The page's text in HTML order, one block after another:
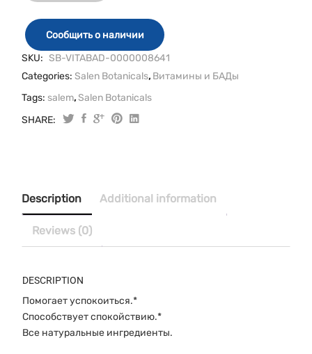
Сообщить о наличии
SKU: SB-VITABAD-0000008641
Categories: Salen Botanicals, Витамины и БАДы
Tags: salem,Salen Botanicals
SHARE:
Description Additional information
Reviews (0)
DESCRIPTION
Помогает успокоиться.*
Способствует спокойствию.*
Все натуральные ингредиенты.